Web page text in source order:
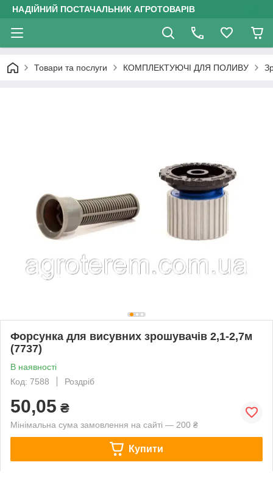
НАДІЙНИЙ ПОСТАЧАЛЬНИК АГРОТОВАРІВ
Товари та послуги КОМПЛЕКТУЮЧІ ДЛЯ ПОЛИВУ
Форсунка для висувних зрошувачів 2,1-2,7м
(7737)
В наявності
Код: 7588
Роздріб
50,05 ₴
Мінімальна сума замовлення на сайті — 200 ₴
Купити